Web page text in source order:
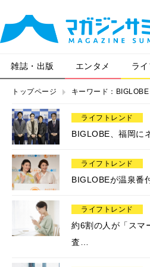
雑誌・出版 エンタメ ラ
トップページ キーワード：BIGLOBE
ライフトレンド
BIGLOBE、福岡に
ライフトレンド
BIGLOBEが温泉番
ライフトレンド
約6割の人が「スマ
査…